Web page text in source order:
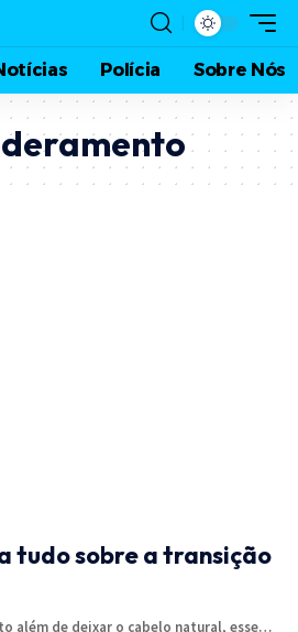
Polícia Sobre Nós
tudo sobre a transição
além de deixar o cabelo natural, esse…